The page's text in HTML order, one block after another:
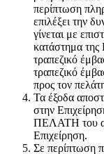
περίπτωση
επιλέξει την
γίνεται με
κατάστημα της
τραπεζικό
τραπεζικό
προς τον
Τα έξοδα
στην
ΠΕΛΑΤΗ του
Επιχείρηση.
Σε περίπτωση